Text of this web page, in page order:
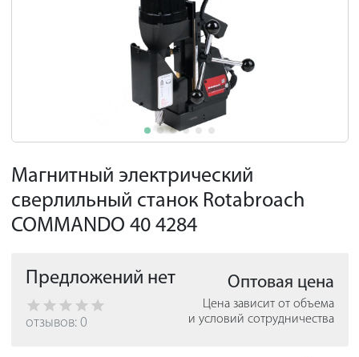
Магнитный электрический
сверлильный станок Rotabroach
COMMANDO 40 4284
Предложений нет
отзывов: 0
Оптовая цена
Цена зависит от объема
и условий сотрудничества